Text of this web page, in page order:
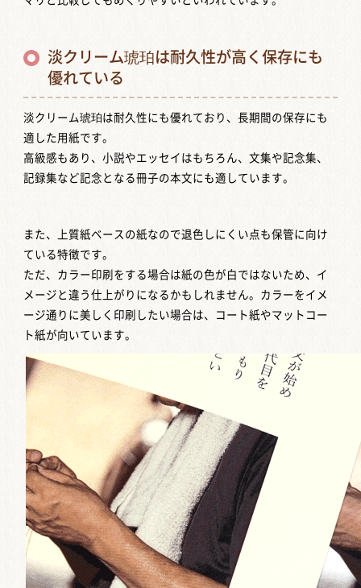
淡クリーム琥珀は耐久性が高く保存にも
優れている
淡クリーム琥珀は耐久性にも優れており、長期間の保存にも
適した用紙です。
高級感もあり、小説やエッセイはもちろん、文集や記念集、
記録集など記念となる冊子の本文にも適しています。
また、上質紙ベースの紙なので退色しにくい点も保管に向け
ている特徴です。
ただ、カラー印刷をする場合は紙の色が白ではないため、イ
メージと違う仕上がりになるかもしれません。カラーをイメ
ージ通りに美しく印刷したい場合は、コート紙やマットコー
ト紙が向いています。